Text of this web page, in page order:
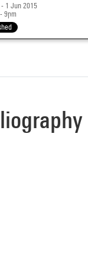
1 Jun 2015
9pm